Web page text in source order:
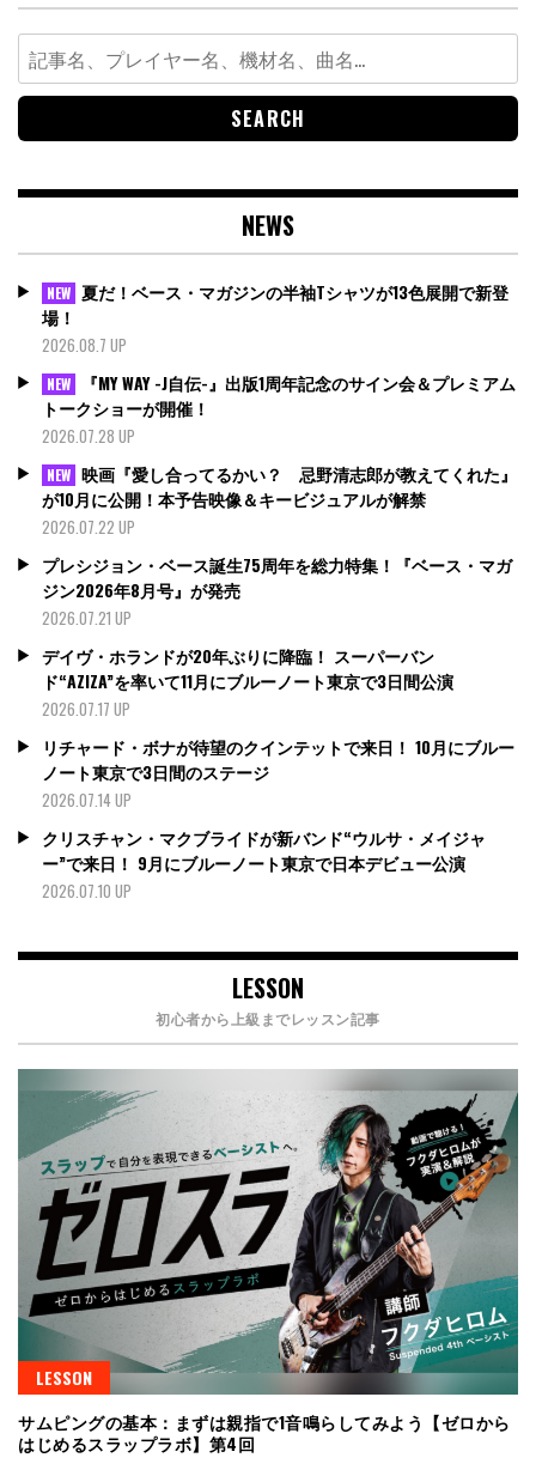
Search
for:
NEWS
NEW 夏だ！ベース・マガジンの半袖Tシャツが13色展開で新登
場！
2026.08.7 UP
NEW
『MY WAY -J自伝-』出版1周年記念のサイン会＆プレミアム
トークショーが開催！
2026.07.28 UP
NEW 映画『愛し合ってるかい？ 忌野清志郎が教えてくれた』
が10月に公開！本予告映像＆キービジュアルが解禁
2026.07.22 UP
プレシジョン・ベース誕生75周年を総力特集！『ベース・マガ
ジン2026年8月号』が発売
2026.07.21 UP
デイヴ・ホランドが20年ぶりに降臨！ スーパーバン
ド“AZIZA”を率いて11月にブルーノート東京で3日間公演
2026.07.17 UP
リチャード・ボナが待望のクインテットで来日！ 10月にブルー
ノート東京で3日間のステージ
2026.07.14 UP
クリスチャン・マクブライドが新バンド“ウルサ・メイジャ
ー”で来日！ 9月にブルーノート東京で日本デビュー公演
2026.07.10 UP
LESSON
初心者から上級までレッスン記事
LESSON
サムピングの基本：まずは親指で1音鳴らしてみよう【ゼロから
はじめるスラップラボ】第4回